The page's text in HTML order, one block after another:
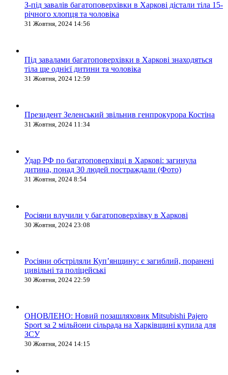
З-під завалів багатоповерхівки в Харкові дістали тіла 15-
річного хлопця та чоловіка
31 Жовтня, 2024 14:56
Під завалами багатоповерхівки в Харкові знаходяться
тіла ще однієї дитини та чоловіка
31 Жовтня, 2024 12:59
Президент Зеленський звільнив генпрокурора Костіна
31 Жовтня, 2024 11:34
Удар РФ по багатоповерхівці в Харкові: загинула
дитина, понад 30 людей постраждали (Фото)
31 Жовтня, 2024 8:54
Росіяни влучили у багатоповерхівку в Харкові
30 Жовтня, 2024 23:08
Росіяни обстріляли Купʼянщину: є загиблий, поранені
цивільні та поліцейські
30 Жовтня, 2024 22:59
ОНОВЛЕНО: Новий позашляховик Mitsubishi Pajero
Sport за 2 мільйони сільрада на Харківщині купила для
ЗСУ
30 Жовтня, 2024 14:15